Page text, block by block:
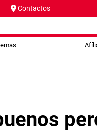
Contactos